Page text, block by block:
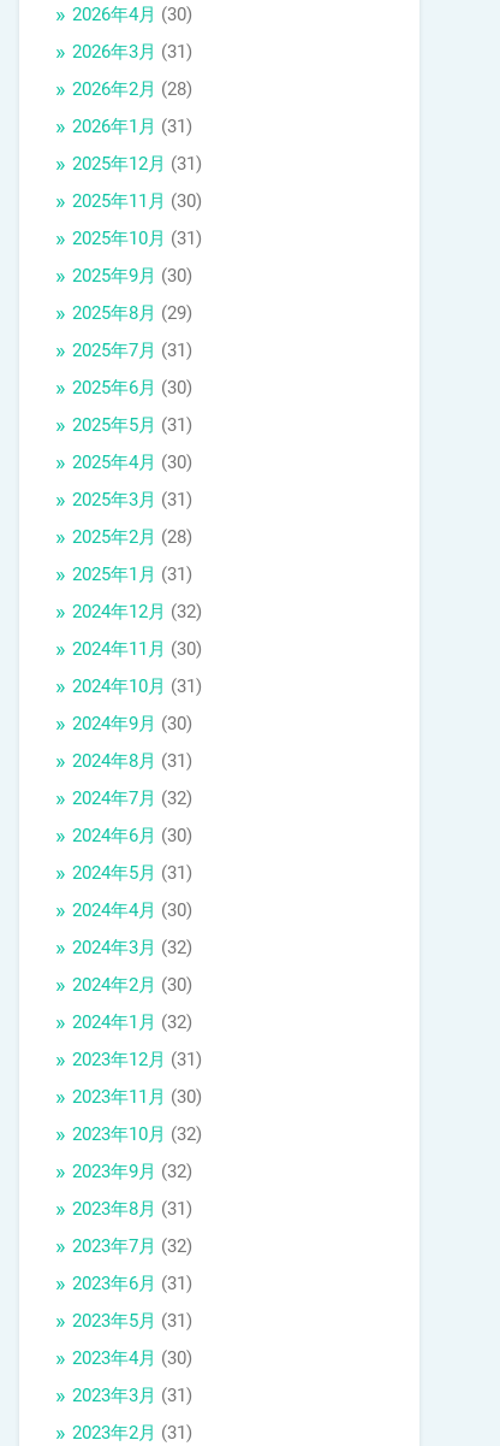
2026年4月 (30)
2026年3月 (31)
2026年2月 (28)
2026年1月 (31)
2025年12月 (31)
2025年11月 (30)
2025年10月 (31)
2025年9月 (30)
2025年8月 (29)
2025年7月 (31)
2025年6月 (30)
2025年5月 (31)
2025年4月 (30)
2025年3月 (31)
2025年2月 (28)
2025年1月 (31)
2024年12月 (32)
2024年11月 (30)
2024年10月 (31)
2024年9月 (30)
2024年8月 (31)
2024年7月 (32)
2024年6月 (30)
2024年5月 (31)
2024年4月 (30)
2024年3月 (32)
2024年2月 (30)
2024年1月 (32)
2023年12月 (31)
2023年11月 (30)
2023年10月 (32)
2023年9月 (32)
2023年8月 (31)
2023年7月 (32)
2023年6月 (31)
2023年5月 (31)
2023年4月 (30)
2023年3月 (31)
2023年2月 (31)